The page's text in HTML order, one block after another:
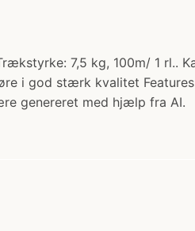
7,5 kg, 100m/ 1 rl..
i god stærk kvalitet
genereret med hjælp fra AI.